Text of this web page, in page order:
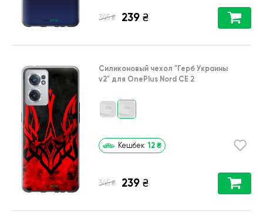
345 ₴ 239 ₴
Силиконовый чехол "Герб Украины
v2" для OnePlus Nord CE 2
Кешбек 12 ₴
345 ₴ 239 ₴